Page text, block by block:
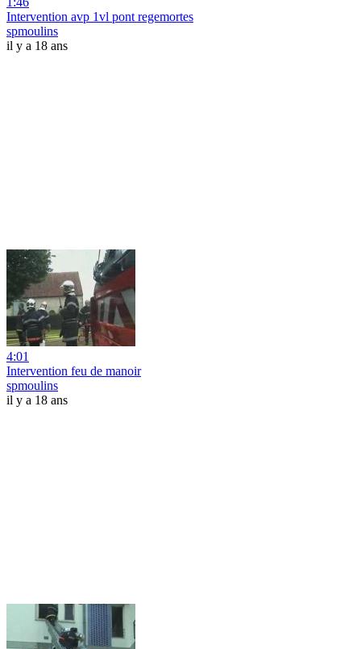
Intervention avp 1vl pont regemortes
spmoulins
il y a 18 ans
4:01
Intervention feu de manoir
spmoulins
il y a 18 ans